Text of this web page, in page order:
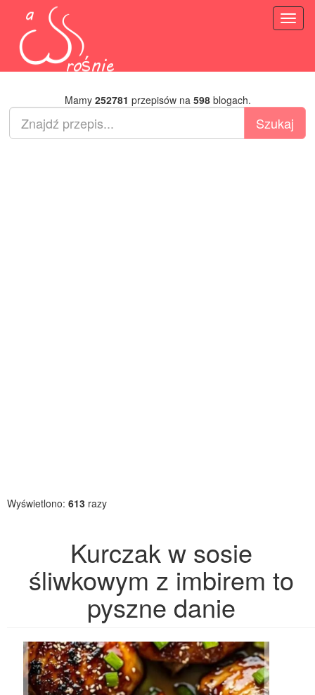
Mamy 252781 przepisów na 598blogach.
Wyświetlono: 613 razy
Kurczak w sosie
śliwkowym z imbirem to
pyszne danie